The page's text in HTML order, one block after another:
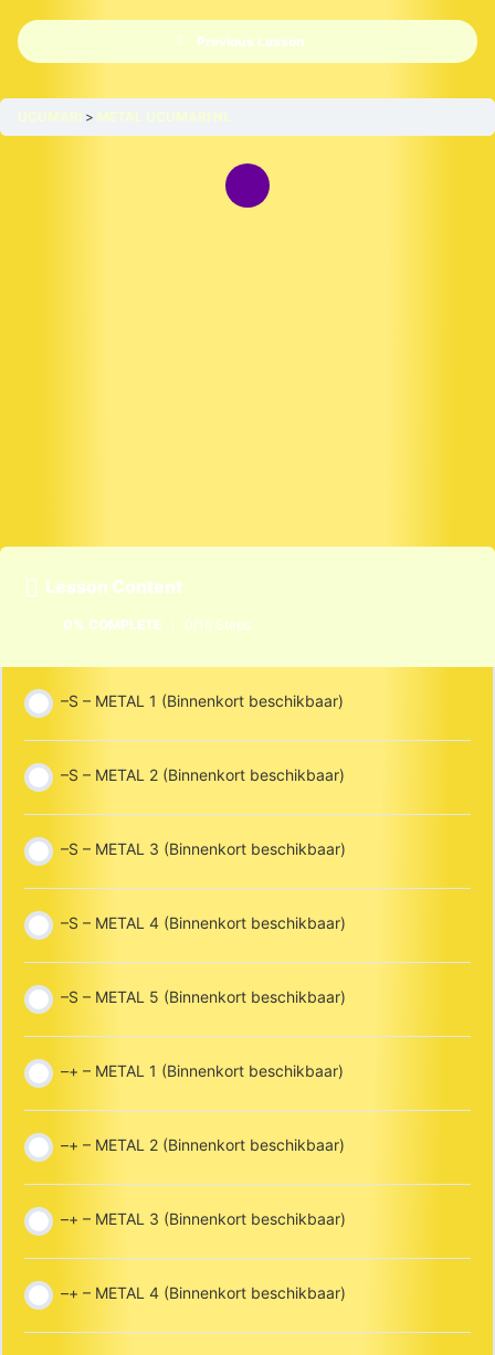
Previous Lesson
UCUMARI METAL UCUMARI NL
Lesson Content
0% COMPLETE 0/15 Steps
–S – METAL 1 (Binnenkort beschikbaar)
–S – METAL 2 (Binnenkort beschikbaar)
–S – METAL 3 (Binnenkort beschikbaar)
–S – METAL 4 (Binnenkort beschikbaar)
–S – METAL 5 (Binnenkort beschikbaar)
–+ – METAL 1 (Binnenkort beschikbaar)
–+ – METAL 2 (Binnenkort beschikbaar)
–+ – METAL 3 (Binnenkort beschikbaar)
–+ – METAL 4 (Binnenkort beschikbaar)